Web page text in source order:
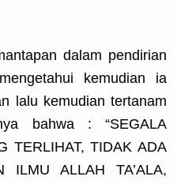
dalam pendirian
kemudian ia
lalu kemudian tertanam
bahwa : “SEGALA
TERLIHAT, TIDAK ADA
ILMU ALLAH TA’ALA,